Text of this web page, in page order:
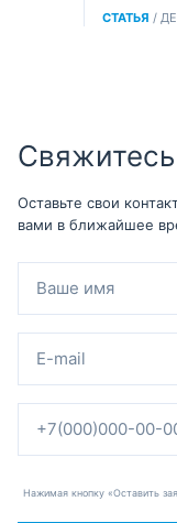
СТАТЬЯ /
Оставьте свои
вами в ближайшее
Нажимая кнопку «Оставить